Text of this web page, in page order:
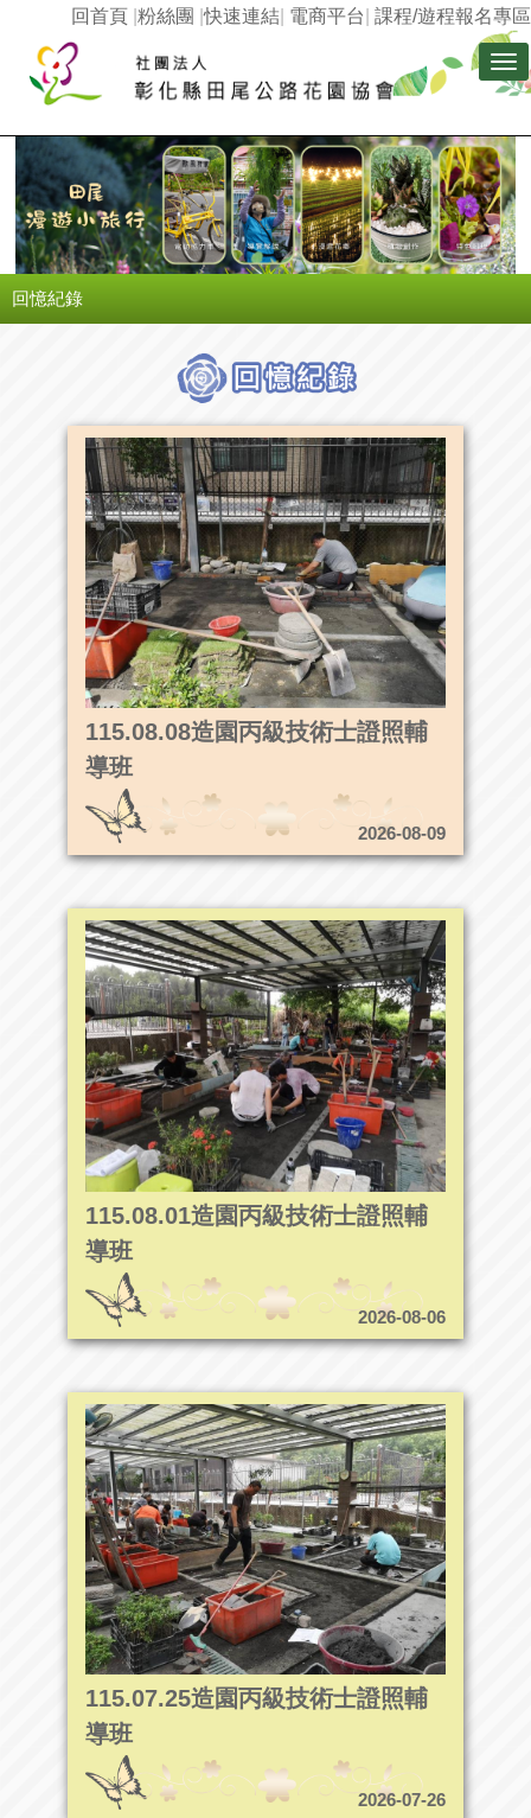
課程/遊程報名專區
電商平台
快速連結
粉絲團 |
回首頁
回憶紀錄
115.08.08造園丙級技術士證照輔
導班
2026-08-09
115.08.01造園丙級技術士證照輔
導班
2026-08-06
115.07.25造園丙級技術士證照輔
導班
2026-07-26